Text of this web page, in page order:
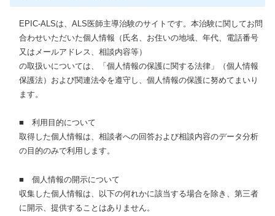
EPIC-ALSは、ALS医師主導治験のサイトです。本治験に関してお問
合わせいただいた個人情報（氏名、お住いの地域、年代、電話番号
又はメールアドレス、相談内容等）
の取扱いについては、「個人情報の保護に関する法律」（個人情報
保護法）および関連法令を遵守し、個人情報の保護に努めてまいり
ます。
■ 利用目的について
取得した個人情報は、相談者への回答および相談内容のデータ分析
の目的のみで利用します。
■ 個人情報の開示について
収集した個人情報は、以下の何れかに該当する場合を除き、第三者
に開示、提供することはありません。